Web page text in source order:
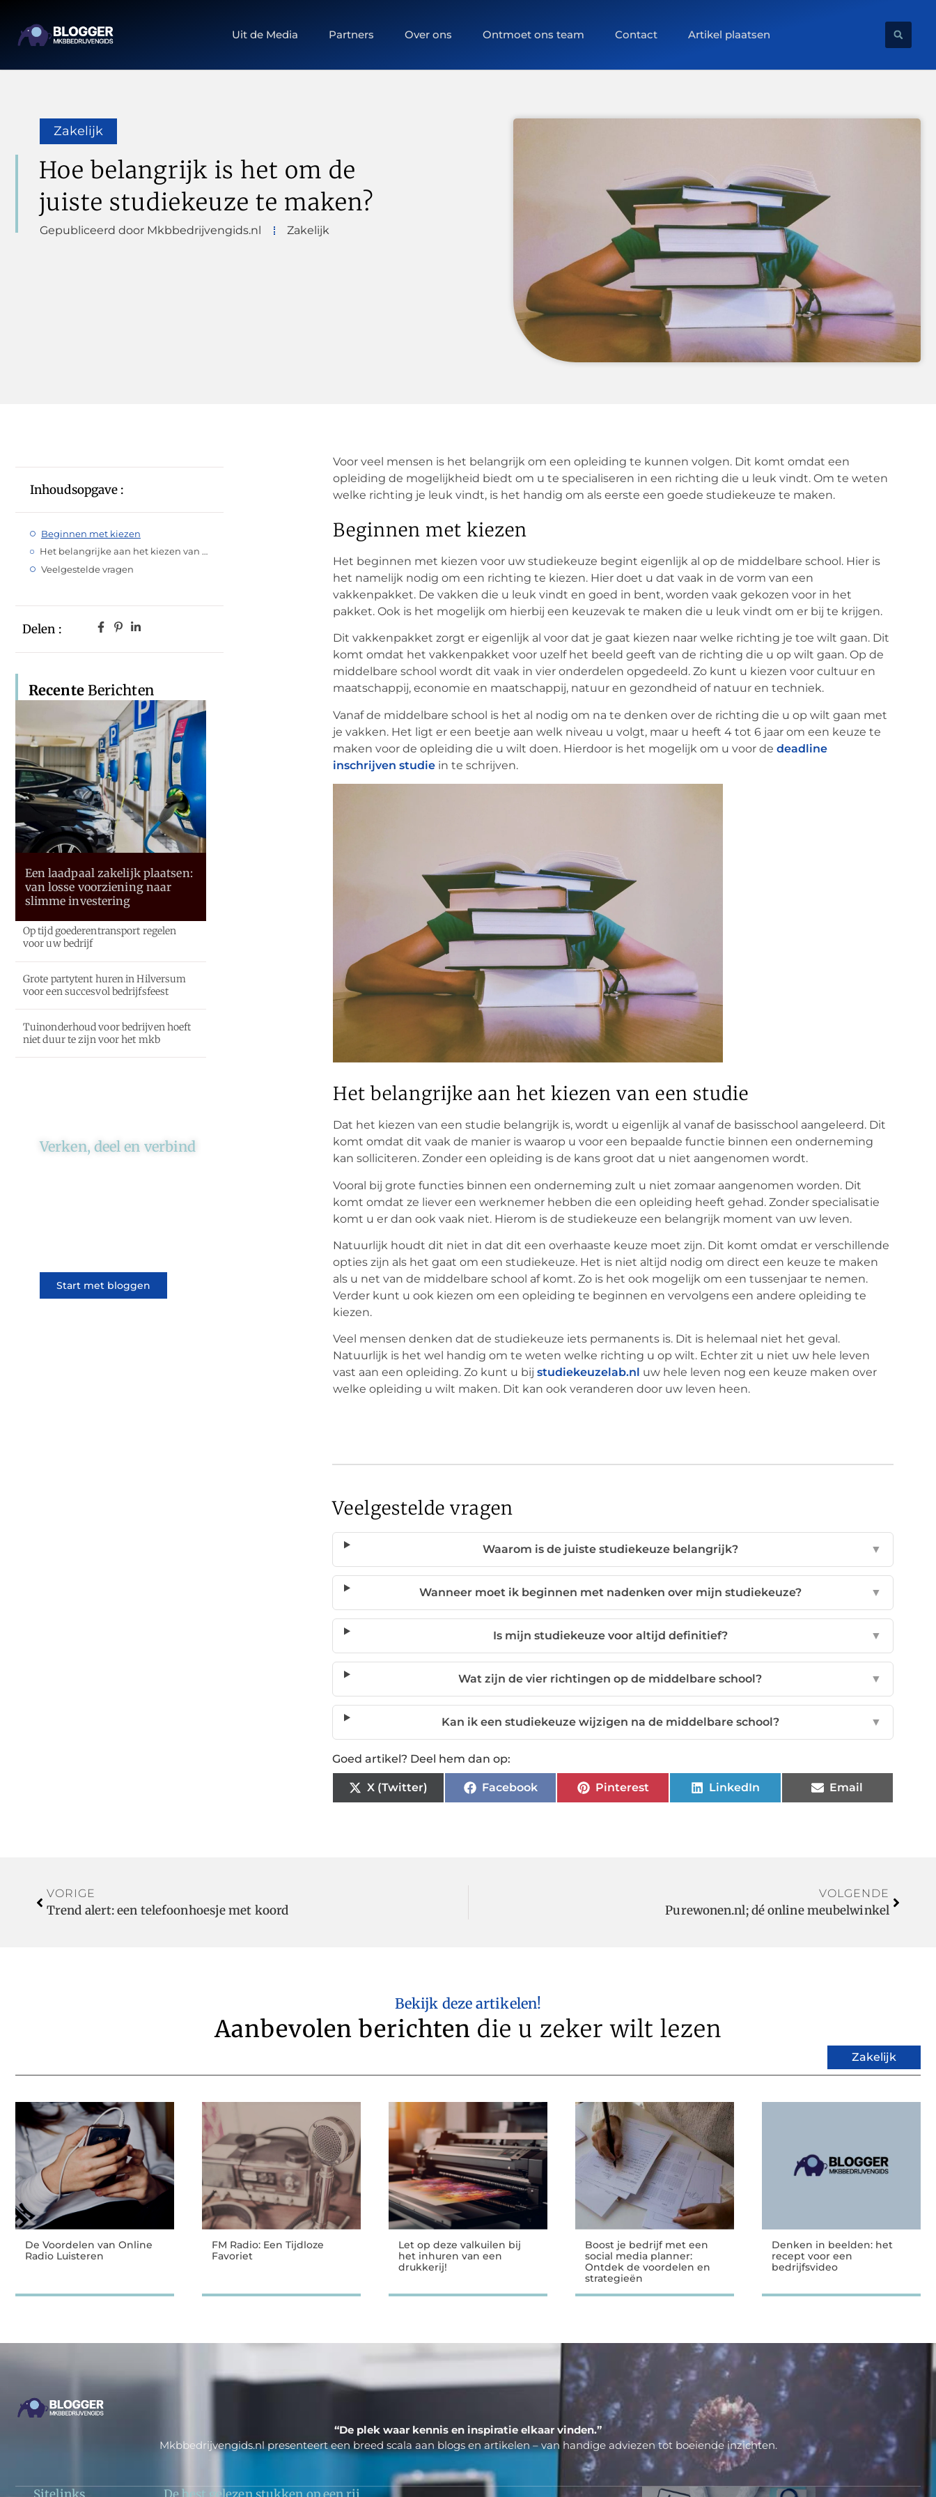
Uit de Media Partners Over ons Ontmoet ons team Contact Artikel plaatsen
Zakelijk
Hoe belangrijk is het om de
juiste studiekeuze te maken?
Gepubliceerd door Mkbbedrijvengids.nl Zakelijk
Inhoudsopgave :
Beginnen met kiezen
Het belangrijke aan het kiezen van een studie
Veelgestelde vragen
Delen :
RecenteBerichten
Een laadpaal zakelijk plaatsen:
van losse voorziening naar
slimme investering
Op tijd goederentransport regelen
voor uw bedrijf
Grote partytent huren in Hilversum
voor een succesvol bedrijfsfeest
Tuinonderhoud voor bedrijven hoeft
niet duur te zijn voor het mkb
Verken, deel en verbind
Start met bloggen
Voor veel mensen is het belangrijk om een opleiding te kunnen volgen. Dit komt omdat een
opleiding de mogelijkheid biedt om u te specialiseren in een richting die u leuk vindt. Om te weten
welke richting je leuk vindt, is het handig om als eerste een goede studiekeuze te maken.
Beginnen met kiezen
Het beginnen met kiezen voor uw studiekeuze begint eigenlijk al op de middelbare school. Hier is
het namelijk nodig om een richting te kiezen. Hier doet u dat vaak in de vorm van een
vakkenpakket. De vakken die u leuk vindt en goed in bent, worden vaak gekozen voor in het
pakket. Ook is het mogelijk om hierbij een keuzevak te maken die u leuk vindt om er bij te krijgen.
Dit vakkenpakket zorgt er eigenlijk al voor dat je gaat kiezen naar welke richting je toe wilt gaan. Dit
komt omdat het vakkenpakket voor uzelf het beeld geeft van de richting die u op wilt gaan. Op de
middelbare school wordt dit vaak in vier onderdelen opgedeeld. Zo kunt u kiezen voor cultuur en
maatschappij, economie en maatschappij, natuur en gezondheid of natuur en techniek.
Vanaf de middelbare school is het al nodig om na te denken over de richting die u op wilt gaan met
je vakken. Het ligt er een beetje aan welk niveau u volgt, maar u heeft 4 tot 6 jaar om een keuze te
maken voor de opleiding die u wilt doen. Hierdoor is het mogelijk om u voor de deadline
inschrijven studie in te schrijven.
Het belangrijke aan het kiezen van een studie
Dat het kiezen van een studie belangrijk is, wordt u eigenlijk al vanaf de basisschool aangeleerd. Dit
komt omdat dit vaak de manier is waarop u voor een bepaalde functie binnen een onderneming
kan solliciteren. Zonder een opleiding is de kans groot dat u niet aangenomen wordt.
Vooral bij grote functies binnen een onderneming zult u niet zomaar aangenomen worden. Dit
komt omdat ze liever een werknemer hebben die een opleiding heeft gehad. Zonder specialisatie
komt u er dan ook vaak niet. Hierom is de studiekeuze een belangrijk moment van uw leven.
Natuurlijk houdt dit niet in dat dit een overhaaste keuze moet zijn. Dit komt omdat er verschillende
opties zijn als het gaat om een studiekeuze. Het is niet altijd nodig om direct een keuze te maken
als u net van de middelbare school af komt. Zo is het ook mogelijk om een tussenjaar te nemen.
Verder kunt u ook kiezen om een opleiding te beginnen en vervolgens een andere opleiding te
kiezen.
Veel mensen denken dat de studiekeuze iets permanents is. Dit is helemaal niet het geval.
Natuurlijk is het wel handig om te weten welke richting u op wilt. Echter zit u niet uw hele leven
vast aan een opleiding. Zo kunt u bij studiekeuzelab.nl uw hele leven nog een keuze maken over
welke opleiding u wilt maken. Dit kan ook veranderen door uw leven heen.
Veelgestelde vragen
Waarom is de juiste studiekeuze belangrijk? ▼
Wanneer moet ik beginnen met nadenken over mijn studiekeuze? ▼
Is mijn studiekeuze voor altijd definitief? ▼
Wat zijn de vier richtingen op de middelbare school? ▼
Kan ik een studiekeuze wijzigen na de middelbare school? ▼
Goed artikel? Deel hem dan op:
X (Twitter) Facebook Pinterest LinkedIn Email
VORIGE
Trend alert: een telefoonhoesje met koord
VOLGENDE
Purewonen.nl; dé online meubelwinkel
Bekijk deze artikelen!
Aanbevolen berichten die u zeker wilt lezen
Zakelijk
De Voordelen van Online
Radio Luisteren
FM Radio: Een Tijdloze
Favoriet
Let op deze valkuilen bij
het inhuren van een
drukkerij!
Boost je bedrijf met een
social media planner:
Ontdek de voordelen en
strategieën
Denken in beelden: het
recept voor een
bedrijfsvideo
“De plek waar kennis en inspiratie elkaar vinden.”
Mkbbedrijvengids.nl presenteert een breed scala aan blogs en artikelen – van handige adviezen tot boeiende inzichten.